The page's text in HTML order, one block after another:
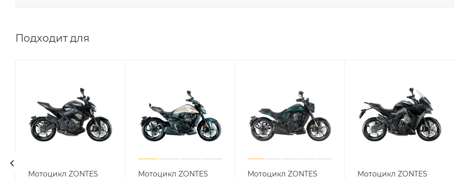
Подходит для
Мотоцикл ZONTES
Мотоцикл ZONTES
Мотоцикл ZONTES
Мотоцикл ZONTES